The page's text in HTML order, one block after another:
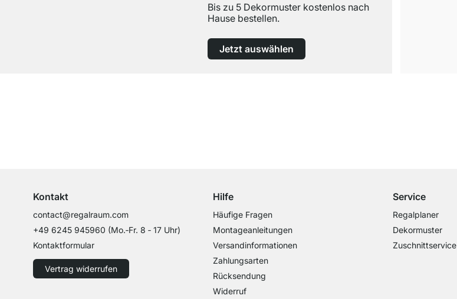
Bis zu 5 Dekormuster kostenlos nach
Hause bestellen.
Jetzt auswählen
Kontakt
contact@regalraum.com
+49 6245 945960 (Mo.‑Fr. 8 ‑ 17 Uhr)
Kontaktformular
Vertrag widerrufen
Hilfe
Häufige Fragen
Montageanleitungen
Versandinformationen
Zahlungsarten
Rücksendung
Widerruf
Service
Regalplaner
Dekormuster
Zuschnittservice